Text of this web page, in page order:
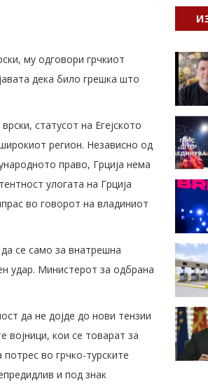
му одговори грчкиот
дека било грешка што
статусот на Егејското
регион. Независно од
право, Грција нема
улогата на Грција
во говорот на владиниот
се само за внатрешна
удар. Министерот за одбрана
да не дојде до нови тензии
кои се товарат за
во грчко-турските
и под знак